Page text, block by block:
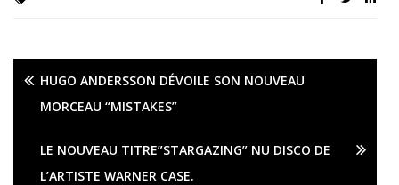
HUGO ANDERSSON DÉVOILE SON NOUVEAU
MORCEAU “MISTAKES”
LE NOUVEAU TITRE”STARGAZING” NU DISCO DE
L’ARTISTE WARNER CASE.